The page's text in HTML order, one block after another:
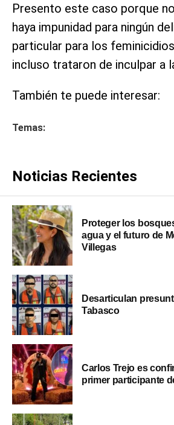
Presento este caso porque
haya impunidad para ningún
particular para los
incluso trataron de inculpar a
También te puede interesar:
Temas:
Noticias Recientes
Proteger los
agua y el futuro de
Villegas
Desarticulan
Tabasco
Carlos Trejo es
primer participante